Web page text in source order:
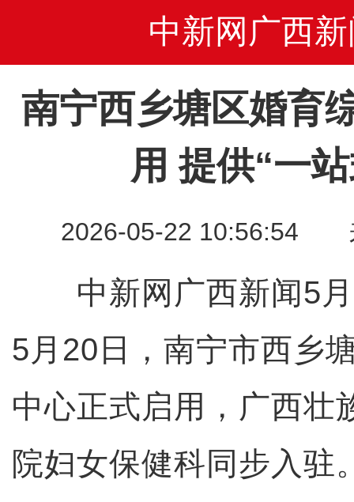
中新网广西新
南宁西乡塘区婚育
用 提供“一
2026-05-22 10:56:54
中新网广西新闻5月
5月20日，南宁市西乡
中心正式启用，广西壮
院妇女保健科同步入驻